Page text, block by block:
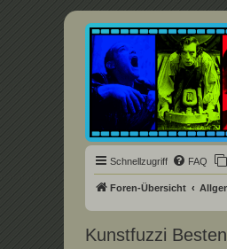
Underground
Die Underground Film
Schnellzugriff FAQ
Foren-Übersicht
Kunstfuzzi